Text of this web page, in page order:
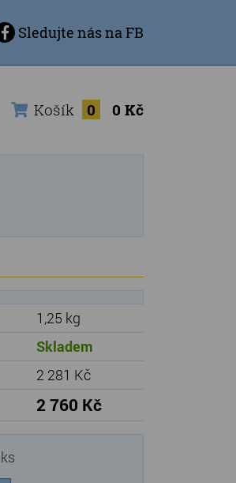
Sledujte nás na FB
Košík 0 0 Kč
1,25 kg
Skladem
2 281 Kč
2 760 Kč
ks